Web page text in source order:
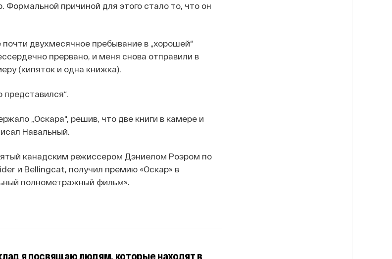
Формальной причиной для этого стало то, что он
двухмесячное пребывание в „хорошей“
прервано, и меня снова отправили в
(кипяток и одна книжка).
„Оскара“, решив, что две книги в камере и
Навальный.
канадским режиссером Дэниелом Роэром по
и Bellingcat, получил премию «Оскар» в
полнометражный фильм».
я посвящаю людям, которые находят в